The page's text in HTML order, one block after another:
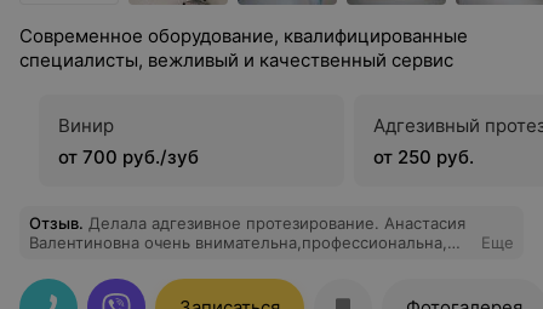
Современное оборудование, квалифицированные
специалисты, вежливый и качественный сервис
Винир
от 700 руб./зуб
Адгезивный
от 250 руб.
Отзыв. Делала адгезивное протезирование. Анастасия
Валентиновна очень внимательна,профессиональна,
Еще